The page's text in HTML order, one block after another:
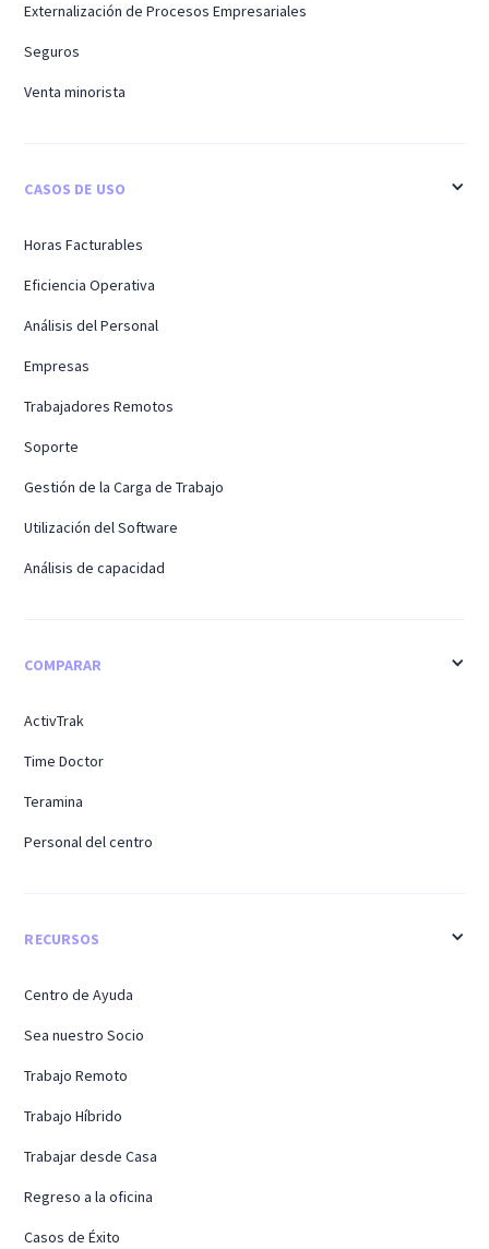
Externalización de Procesos Empresariales
Seguros
Venta minorista
CASOS DE USO
Horas Facturables
Eficiencia Operativa
Análisis del Personal
Empresas
Trabajadores Remotos
Soporte
Gestión de la Carga de Trabajo
Utilización del Software
Análisis de capacidad
COMPARAR
ActivTrak
Time Doctor
Teramina
Personal del centro
RECURSOS
Centro de Ayuda
Sea nuestro Socio
Trabajo Remoto
Trabajo Híbrido
Trabajar desde Casa
Regreso a la oficina
Casos de Éxito